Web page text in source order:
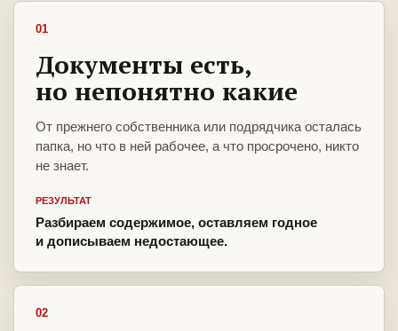
01
Документы есть,
но непонятно какие
От прежнего собственника или подрядчика осталась
папка, но что в ней рабочее, а что просрочено, никто
не знает.
РЕЗУЛЬТАТ
Разбираем содержимое, оставляем годное
и дописываем недостающее.
02